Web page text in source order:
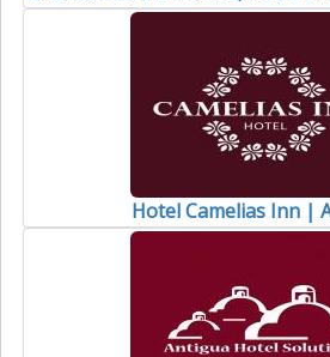
Hotel Camelias Inn |